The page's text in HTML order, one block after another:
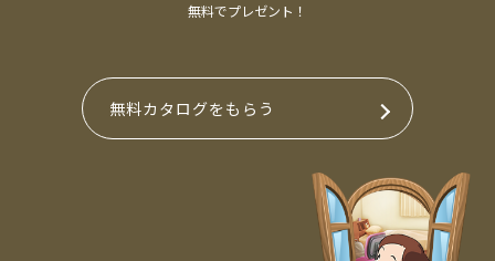
無料でプレゼント！
無料カタログをもらう